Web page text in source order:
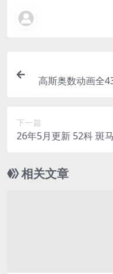
高斯奥数动画全
下一篇
26年5月更新 52科 斑马百科
相关文章